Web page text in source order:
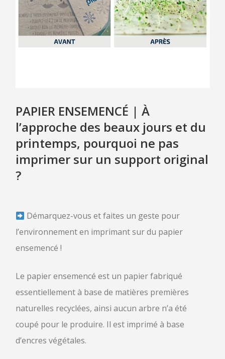
TÉMOIGNAGES
ACTUALITÉS
PAPIER ENSEMENCÉ | À
l’approche des beaux jours et du
printemps, pourquoi ne pas
imprimer sur un support original
?
Démarquez-vous et faites un geste pour
l’environnement en imprimant sur du papier
ensemencé !
Le papier ensemencé est un papier fabriqué
essentiellement à base de matières premières
naturelles recyclées, ainsi aucun arbre n’a été
coupé pour le produire. Il est imprimé à base
d’encres végétales.